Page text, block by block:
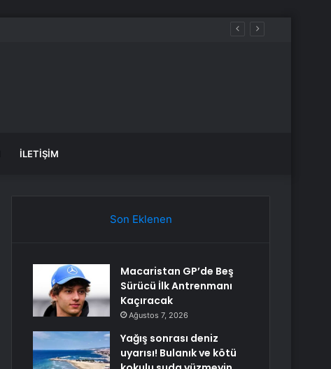
İLETIŞIM
Son Eklenen
Macaristan GP’de Beş
Sürücü İlk Antrenmanı
Kaçıracak
Ağustos 7, 2026
Yağış sonrası deniz
uyarısı! Bulanık ve kötü